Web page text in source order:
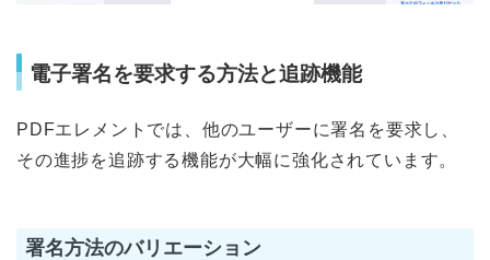
電子署名を要求する方法と追跡機能
PDFエレメントでは、他のユーザーに署名を要求し、
その進捗を追跡する機能が大幅に強化されています。
署名方法のバリエーション